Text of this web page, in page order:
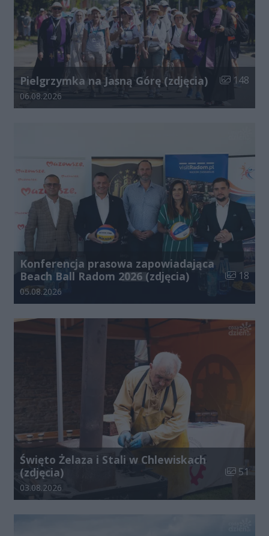
Pielgrzymka na Jasną Górę (zdjęcia) Liczba
148
Data dodania galerii:
06.08.2026
Konferencja prasowa zapowiadająca
Beach Ball Radom 2026 (zdjęcia)
Liczba
18
Data dodania galerii:
05.08.2026
Święto Żelaza i Stali w Chlewiskach
(zdjęcia)
Liczba
51
Data dodania galerii:
03.08.2026